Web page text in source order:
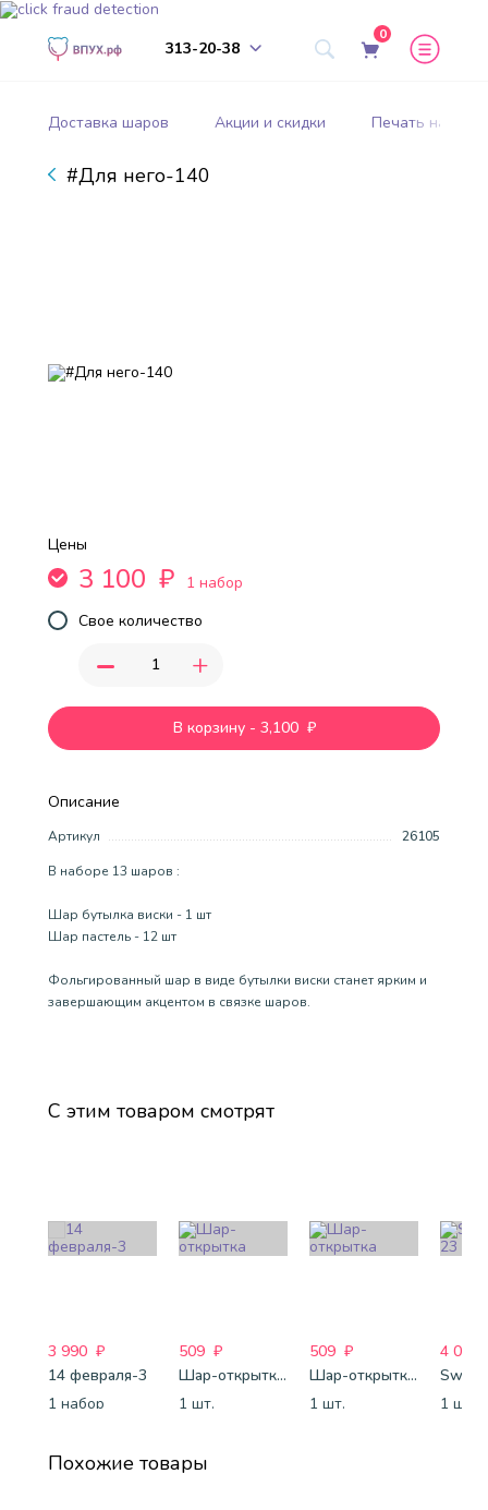
313-20-38
0
Доставка шаров Акции и скидки Печать на
#Для него-140
Описание
Артикул
26105
В наборе 13 шаров :
Шар бутылка виски - 1 шт
Шар пастель - 12 шт
Фольгированный шар в виде бутылки виски станет ярким и
завершающим акцентом в связке шаров.
Цены
3 100 ₽
1 набор
Свое количество
- +
В корзину - 3,100 ₽
С этим товаром смотрят
3 990 ₽
14 февраля-3
1 набор
509 ₽
Шар-открытка "Звезда" (45 см) - 1
1 шт.
509 ₽
Шар-открытка "Сердце" (45 см) - 2
1 шт.
4 088
1 шт.
Похожие товары